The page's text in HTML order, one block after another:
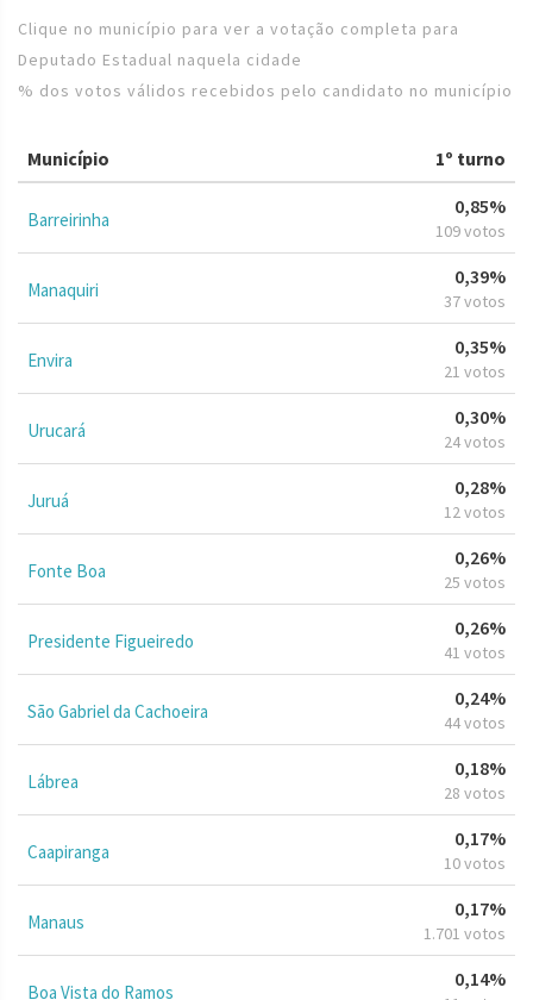
Clique no município para ver a votação completa para
Deputado Estadual naquela cidade
% dos votos válidos recebidos pelo candidato no município
Município 1º turno
Barreirinha
0,85%
109 votos
Manaquiri
0,39%
37 votos
Envira
0,35%
21 votos
Urucará
0,30%
24 votos
Juruá
0,28%
12 votos
Fonte Boa
0,26%
25 votos
Presidente Figueiredo
0,26%
41 votos
São Gabriel da Cachoeira
0,24%
44 votos
Lábrea
0,18%
28 votos
Caapiranga
0,17%
10 votos
Manaus
0,17%
1.701 votos
Boa Vista do Ramos
0,14%